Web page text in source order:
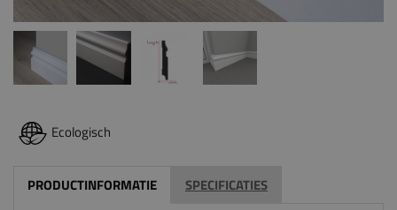
Ecologisch
PRODUCTINFORMATIE SPECIFICATIES